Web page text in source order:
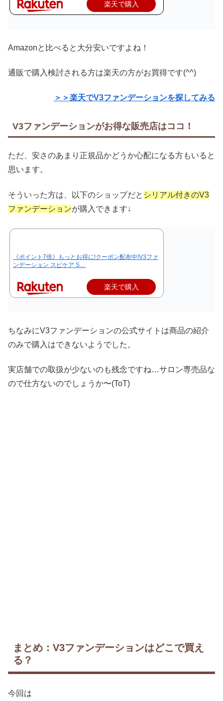
楽天で購入
Amazonと比べると大分安いですよね！
通販で購入検討される方は楽天の方がお買得です(^^)
＞＞楽天でV3ファンデーションを探してみる
V3ファンデーションがお得な販売店はココ！
ただ、安さのあまり正規品かどうか心配になる方もいると
思います。
そういった方は、以下のショップだと シリアル付きのV3
ファンデーションが購入できます↓
《ポイント7倍》もっとお得に!クーポン配布中!V3ファ
ンデーション スピケア S…
楽天で購入
ちなみにV3ファンデーションの公式サイトは商品の紹介
のみで購入はできないようでした。
実店舗での取扱が少ないのも残念ですね…サロン専売品な
ので仕方ないのでしょうか〜(ToT)
まとめ：V3ファンデーションはどこで買え
る？
今回は